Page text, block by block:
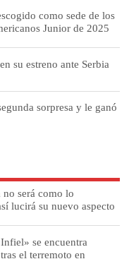
como sede de los
Junior de 2025
su estreno ante Serbia
sorpresa y le ganó
será como lo
lucirá su nuevo aspecto
se encuentra
el terremoto en